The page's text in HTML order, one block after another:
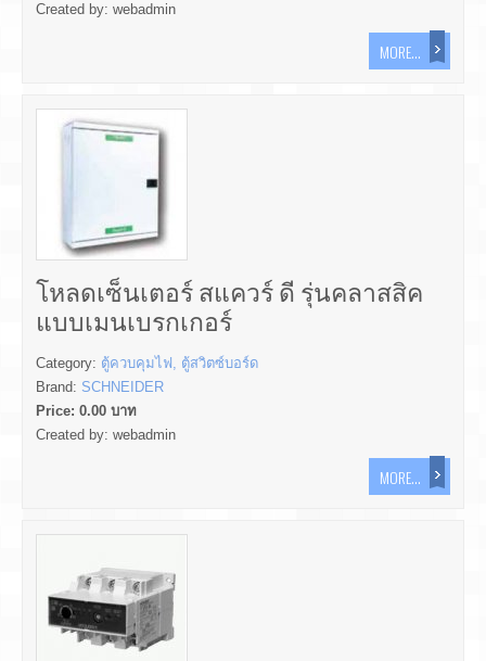
Created by: webadmin
MORE...
โหลดเซ็นเตอร์ สแควร์ ดี รุ่นคลาสสิค
แบบเมนเบรกเกอร์
Category: ตู้ควบคุมไฟ, ตู้สวิตซ์บอร์ด
Brand: SCHNEIDER
Price: 0.00 บาท
Created by: webadmin
MORE...